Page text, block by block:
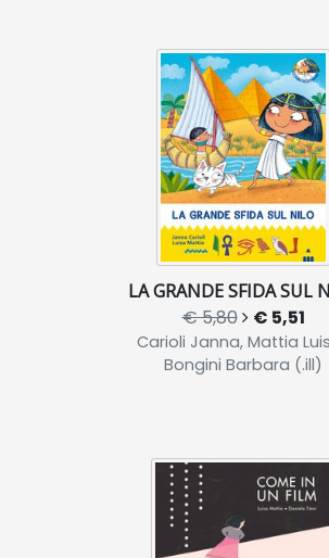
LA GRANDE SFIDA SUL
€ 5,80 € 5,51
Carioli Janna, Mattia
Bongini Barbara (.ill)